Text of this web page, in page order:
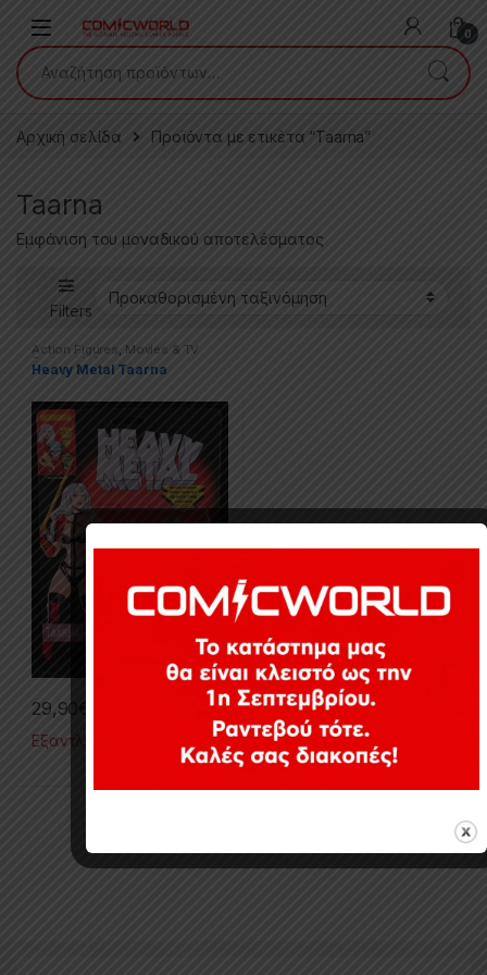
0
Αναζήτηση για:
Αρχική σελίδα Προϊόντα με ετικέτα “Taarna”
Taarna
Εμφάνιση του μοναδικού αποτελέσματος
Filters
Action Figures, Movies & TV
Series Various
Heavy Metal Taarna
29,90
Εξαντλημένο